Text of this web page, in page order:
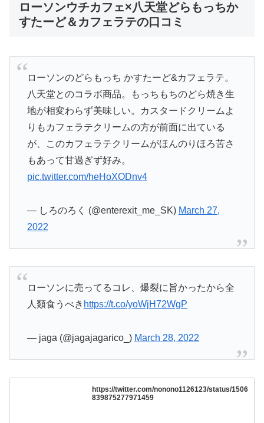
ローソンウチカフェ×八天堂どらもっちか
すたーど＆カフェラテの口コミ
ローソンのどらもっち かすたーど&カフェラテ。
八天堂とのコラボ商品。もっちもちのどら焼き生
地が相変わらず美味しい。カスタードクリームよ
りもカフェラテクリームの方が前面に出ている
が、このカフェラテクリームがほんのりほろ苦さ
もあって甘過ぎず好み。
pic.twitter.com/heHoXODnv4
— しろのろく (@enterexit_me_SK) March 27,
2022
ローソンに売ってるコレ、爆裂に旨かったから全
人類食うべき https://t.co/yoWjH72WgP
— jaga (@jagajagarico_) March 28, 2022
https://twitter.com/nonono1126123/status/1506
839875277971459